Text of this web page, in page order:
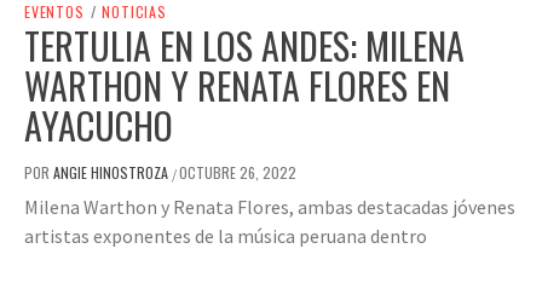
EVENTOS / NOTICIAS
TERTULIA EN LOS ANDES: MILENA
WARTHON Y RENATA FLORES EN
AYACUCHO
POR ANGIE HINOSTROZA /OCTUBRE 26, 2022
Milena Warthon y Renata Flores, ambas destacadas jóvenes
artistas exponentes de la música peruana dentro